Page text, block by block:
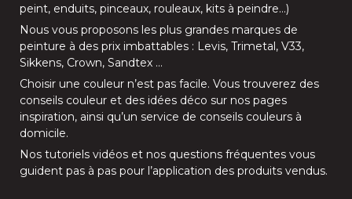
peint, enduits, pinceaux, rouleaux, kits à peindre…)
Nous vous proposons les plus grandes marques de
peinture à des prix imbattables : Levis, Trimetal, V33,
Sikkens, Crown, Sandtex …
Choisir une couleur n’est pas facile. Vous trouverez des
conseils couleur et des idées déco sur nos pages
inspiration, ainsi qu’un service de conseils couleurs à
domicile.
Nos tutoriels vidéos et nos questions fréquentes vous
guident pas à pas pour l’application des produits vendus.